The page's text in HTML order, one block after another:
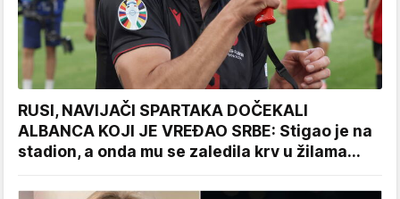
RUSI, NAVIJAČI SPARTAKA DOČEKALI
ALBANCA KOJI JE VREĐAO SRBE: Stigao je na
stadion, a onda mu se zaledila krv u žilama...